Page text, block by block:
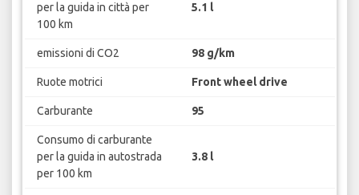
per la guida in città per
100 km
5.1 l
emissioni di CO2 98 g/km
Ruote motrici Front wheel drive
Carburante 95
Consumo di carburante
per la guida in autostrada
per 100 km
3.8 l